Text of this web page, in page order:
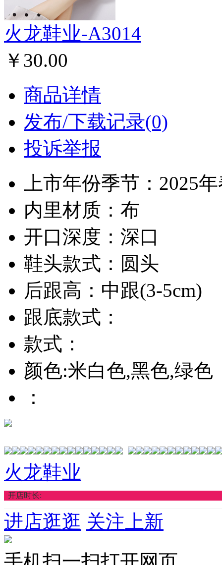
火龙鞋业-A3014
￥30.00
商品详情
发布/下载记录(0)
投诉举报
上市年份季节：2025
内里材质：布
开口深度：深口
鞋头款式：圆头
后跟高：中跟(3-5cm)
跟底款式：
款式：
颜色:米白色,黑色,绿色
：
火龙鞋业
开店时长:
进店逛逛 关注上新